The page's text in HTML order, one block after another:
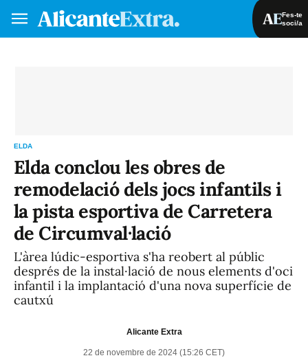
Fes-te
soci/a
ELDA
Elda conclou les obres de
remodelació dels jocs infantils i
la pista esportiva de Carretera
de Circumval·lació
L'àrea lúdic-esportiva s'ha reobert al públic
després de la instal·lació de nous elements d'oci
infantil i la implantació d'una nova superfície de
cautxú
Alicante Extra
22 de novembre de 2024 (15:26 CET)